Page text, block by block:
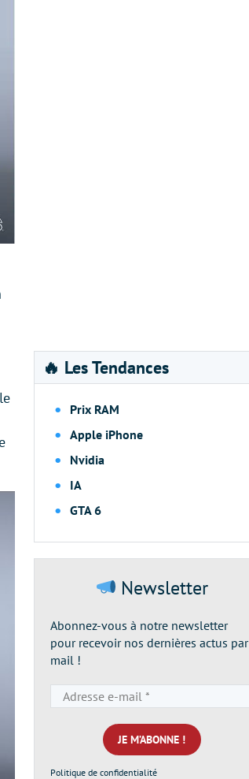
🔥 Les Tendances
Prix RAM
Apple iPhone
Nvidia
IA
GTA 6
Newsletter
Abonnez-vous à notre newsletter
pour recevoir nos dernières actus par
mail !
e-
mail
*
Politique de confidentialité